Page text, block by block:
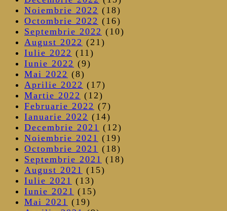
Noiembrie 2022 (18)
Octombrie 2022 (16)
Septembrie 2022 (10)
August 2022 (21)
Iulie 2022 (11)
Iunie 2022 (9)
Mai 2022 (8)
Aprilie 2022 (17)
Martie 2022 (12)
Februarie 2022 (7)
Ianuarie 2022 (14)
Decembrie 2021 (12)
Noiembrie 2021 (19)
Octombrie 2021 (18)
Septembrie 2021 (18)
August 2021 (15)
Iulie 2021 (13)
Iunie 2021 (15)
Mai 2021 (19)